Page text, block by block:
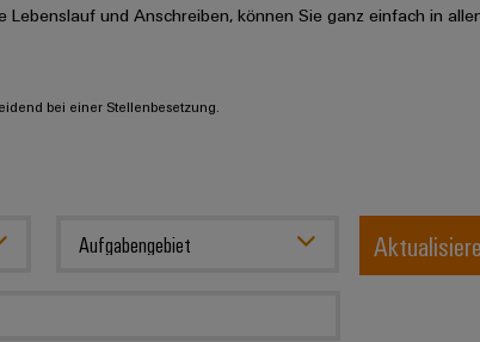
und Anschreiben, können Sie ganz einfach in
bei einer Stellenbesetzung.
Aufgabengebiet